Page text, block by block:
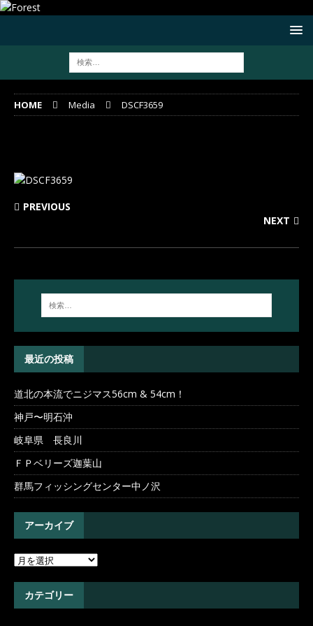
HOME Media DSCF3659
PREVIOUS
NEXT
最近の投稿
道北の本流でニジマス56cm & 54cm！
神戸〜明石沖
岐阜県 長良川
ＦＰベリーズ迦葉山
群馬フィッシングセンター中ノ沢
アーカイブ
カテゴリー